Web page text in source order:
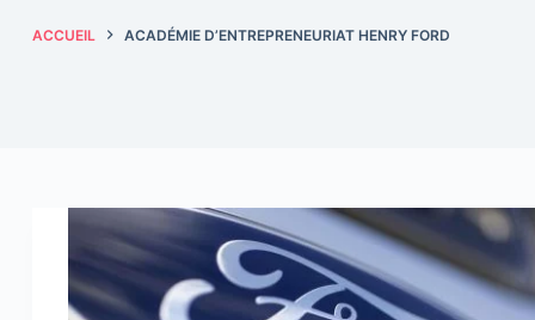
ACCUEIL ACADÉMIE D’ENTREPRENEURIAT HENRY FORD